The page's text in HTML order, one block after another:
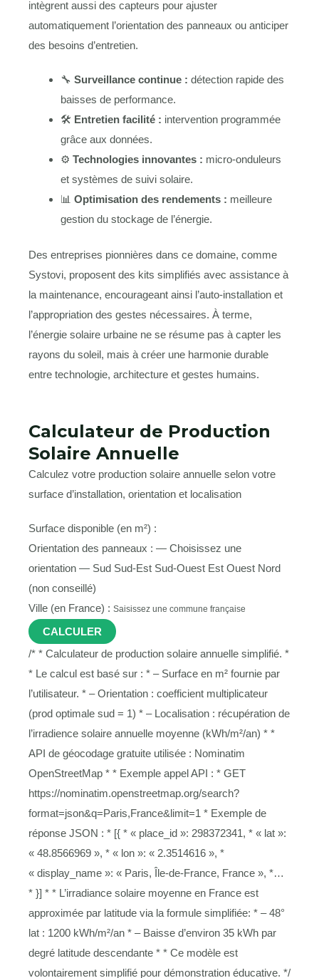
intègrent aussi des capteurs pour ajuster
automatiquement l’orientation des panneaux ou anticiper
des besoins d’entretien.
🔧 Surveillance continue : détection rapide des
baisses de performance.
🛠 Entretien facilité : intervention programmée
grâce aux données.
⚙️ Technologies innovantes : micro-onduleurs
et systèmes de suivi solaire.
📊 Optimisation des rendements : meilleure
gestion du stockage de l’énergie.
Des entreprises pionnières dans ce domaine, comme
Systovi, proposent des kits simplifiés avec assistance à
la maintenance, encourageant ainsi l’auto-installation et
l’appropriation des gestes nécessaires. À terme,
l’énergie solaire urbaine ne se résume pas à capter les
rayons du soleil, mais à créer une harmonie durable
entre technologie, architecture et gestes humains.
Calculateur de Production
Solaire Annuelle
Calculez votre production solaire annuelle selon votre
surface d’installation, orientation et localisation
Surface disponible (en m²) :
Orientation des panneaux : — Choisissez une
orientation — Sud Sud-Est Sud-Ouest Est Ouest Nord
(non conseillé)
Ville (en France) : Saisissez une commune française
CALCULER
/* * Calculateur de production solaire annuelle simplifié. *
* Le calcul est basé sur : * – Surface en m² fournie par
l’utilisateur. * – Orientation : coefficient multiplicateur
(prod optimale sud = 1) * – Localisation : récupération de
l’irradience solaire annuelle moyenne (kWh/m²/an) * *
API de géocodage gratuite utilisée : Nominatim
OpenStreetMap * * Exemple appel API : * GET
https://nominatim.openstreetmap.org/search?
format=json&q=Paris,France&limit=1 * Exemple de
réponse JSON : * [{ * « place_id »: 298372341, * « lat »:
« 48.8566969 », * « lon »: « 2.3514616 », *
« display_name »: « Paris, Île-de-France, France », *…
* }] * * L’irradiance solaire moyenne en France est
approximée par latitude via la formule simplifiée: * – 48°
lat : 1200 kWh/m²/an * – Baisse d’environ 35 kWh par
degré latitude descendante * * Ce modèle est
volontairement simplifié pour démonstration éducative. */